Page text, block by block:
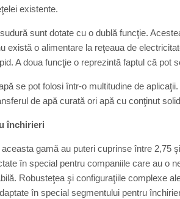
existente.
sunt dotate cu o dublă funcţie.
există o alimentare la reţeaua de
A doua funcţie o reprezintă faptul că pot
se pot folosi într-o multitudine de
de apă curată ori apă cu conţinut
închirieri
gamă au puteri cuprinse între 2,75
în special pentru companiile care au o
Robusteţea şi configuraţiile complexe
în special segmentului pentru